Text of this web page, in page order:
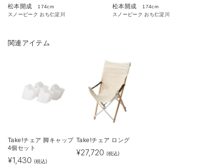
松本開成
174cm
スノーピーク おち仁淀川
松本開成
174cm
スノーピーク おち仁淀川
関連アイテム
Take!チェア 脚キャップ
4個セット
¥1,430 (税込)
Take!チェア ロング
¥27,720 (税込)